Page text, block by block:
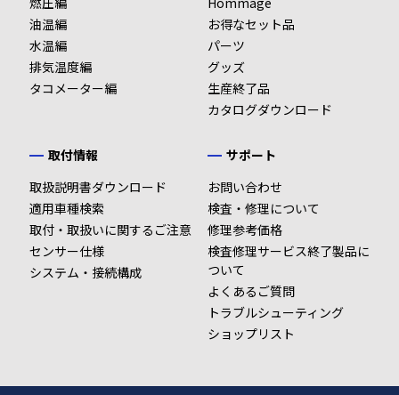
油温編
水温編
排気温度編
タコメーター編
お得なセット品
パーツ
グッズ
生産終了品
カタログダウンロード
取付情報
取扱説明書ダウンロード
適用車種検索
取付・取扱いに関するご注意
センサー仕様
システム・接続構成
サポート
お問い合わせ
検査・修理について
修理参考価格
検査修理サービス終了製品に
ついて
よくあるご質問
トラブルシューティング
ショップリスト